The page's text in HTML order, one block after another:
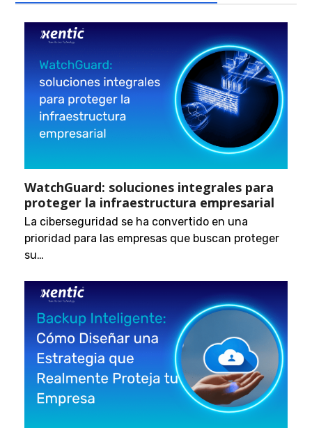
WatchGuard: soluciones integrales para
proteger la infraestructura empresarial
La ciberseguridad se ha convertido en una
prioridad para las empresas que buscan proteger
su…